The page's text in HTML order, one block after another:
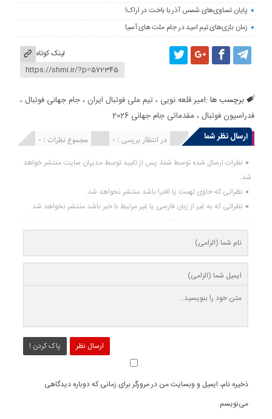
پایان تساوی‌های شمس آذر با باخت در اراک!
زمان بازی‌های تیم امید در جام ملت های آسیا
لینک کوتاه
برچسب ها :امیر قلعه نویی ،تیم ملی فوتبال ایران ،جام جهانی فوتبال ،
فدراسیون فوتبال ، مقدماتی جام جهانی 2026
ارسال نظر شما
مجموع نظرات : 0 در انتظار بررسی : 0 انتشار یافته : 0
نظرات ارسال شده توسط شما، پس از تایید توسط مدیران سایت منتشر خواهد
شد.
نظراتی که حاوی تهمت یا افترا باشد منتشر نخواهد شد.
نظراتی که به غیر از زبان فارسی یا غیر مرتبط با خبر باشد منتشر نخواهد شد.
ارسال نظر پاک کردن !
ذخیره نام، ایمیل و وبسایت من در مرورگر برای زمانی که دوباره دیدگاهی
می‌نویسم.